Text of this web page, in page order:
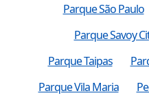
Parque São Paulo
Parque Savoy
Parque Taipas
Parque Vila Maria